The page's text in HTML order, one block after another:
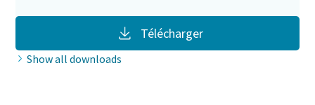
Télécharger
Show all downloads